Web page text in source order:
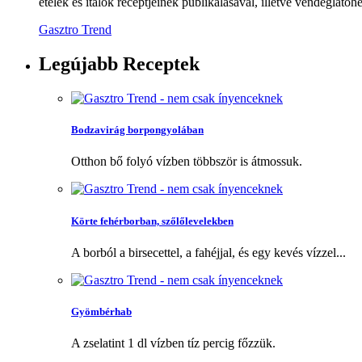
Gasztro Trend
Legújabb Receptek
Bodzavirág borpongyolában
Otthon bő folyó vízben többször is átmossuk.
Körte fehérborban, szőlőlevelekben
A borból a birsecettel, a fahéjjal, és egy kevés vízzel...
Gyömbérhab
A zselatint 1 dl vízben tíz percig főzzük.